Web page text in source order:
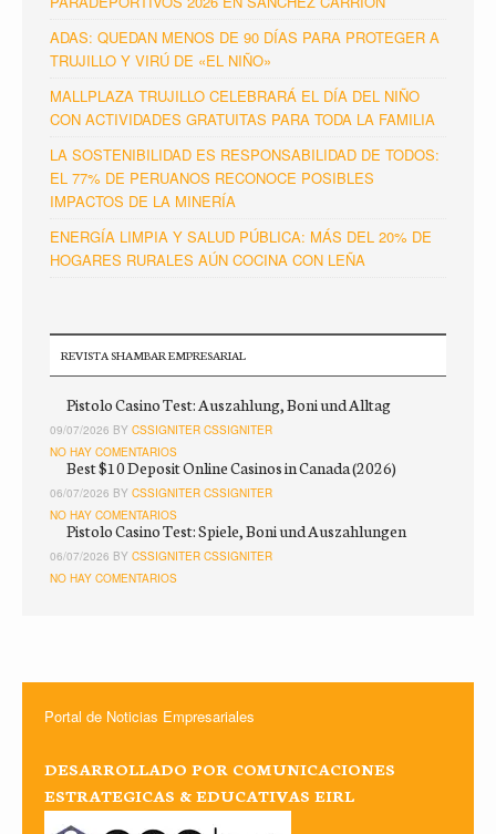
ADAS: QUEDAN MENOS DE 90 DÍAS PARA PROTEGER A
TRUJILLO Y VIRÚ DE «EL NIÑO»
MALLPLAZA TRUJILLO CELEBRARÁ EL DÍA DEL NIÑO
CON ACTIVIDADES GRATUITAS PARA TODA LA FAMILIA
LA SOSTENIBILIDAD ES RESPONSABILIDAD DE TODOS:
EL 77% DE PERUANOS RECONOCE POSIBLES
IMPACTOS DE LA MINERÍA
ENERGÍA LIMPIA Y SALUD PÚBLICA: MÁS DEL 20% DE
HOGARES RURALES AÚN COCINA CON LEÑA
REVISTA SHAMBAR EMPRESARIAL
Pistolo Casino Test: Auszahlung, Boni und Alltag
09/07/2026 BY CSSIGNITER CSSIGNITER
NO HAY COMENTARIOS
Best $10 Deposit Online Casinos in Canada (2026)
06/07/2026 BY CSSIGNITER CSSIGNITER
NO HAY COMENTARIOS
Pistolo Casino Test: Spiele, Boni und Auszahlungen
06/07/2026 BY CSSIGNITER CSSIGNITER
NO HAY COMENTARIOS
Portal de Noticias Empresariales
DESARROLLADO POR COMUNICACIONES
ESTRATEGICAS & EDUCATIVAS EIRL